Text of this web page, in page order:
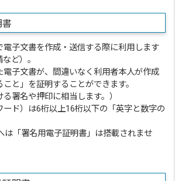
子文書を作成・送信する際に利用します
ど）。
子文書が、間違いなく利用者本人が作成
と」を証明することができます。
る署名や押印に相当します。）
ド）は6桁以上16桁以下の「英字と数字の
「署名用電子証明書」は搭載されませ